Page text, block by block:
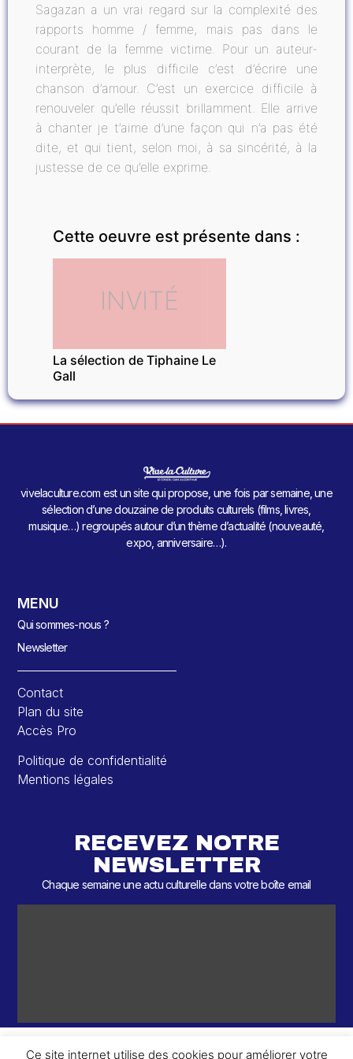
Sagazan a un vrai regard sur la complexité des
rapports homme / femme, mais pas dans le
courant de la femme victime. Pour un auteur-
interprète, le plus difficile c’est d’écrire une
chanson d’amour. C’est un exercice difficile à
renouveler qu’elle réussit brillamment. Elle arrive
à chanter je t’aime d’une façon qui n’a pas été
dite, et qui tient, selon moi, à sa sincérité, à la
justesse de ce qu’elle exprime.
Cette oeuvre est présente dans :
INVITÉ
La sélection de Tiphaine Le
Gall
vivelaculture.com est un site qui propose, une fois par semaine, une
sélection d’une douzaine de produits culturels (films, livres,
musique…) regroupés autour d’un thème d’actualité (nouveauté,
expo, anniversaire…).
MENU
Qui sommes-nous ?
Newsletter
Contact
Plan du site
Accès Pro
Politique de confidentialité
Mentions légales
RECEVEZ NOTRE
NEWSLETTER
Chaque semaine une actu culturelle dans votre boîte email
Ce site internet utilise des cookies pour améliorer votre